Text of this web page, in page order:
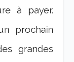
à payer.
prochain
grandes